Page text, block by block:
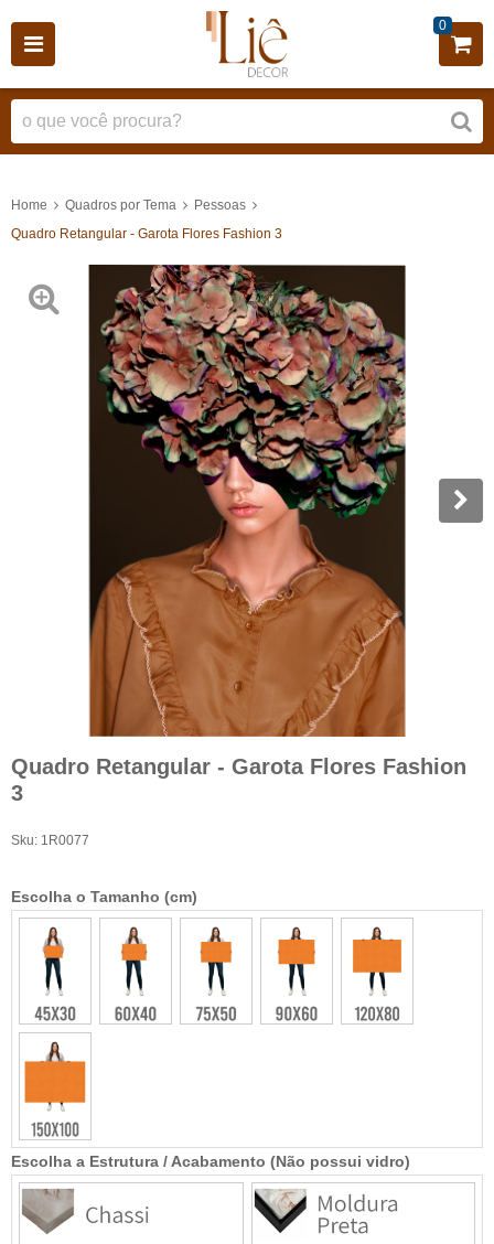
0
Home Quadros por Tema
Pessoas
Quadro Retangular - Garota Flores Fashion 3
Quadro Retangular - Garota Flores Fashion
3
Sku: 1R0077
Escolha a Estrutura / Acabamento (Não possui vidro)
Escolha o Tamanho (cm)